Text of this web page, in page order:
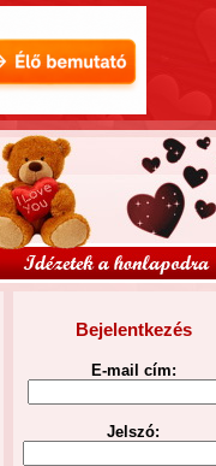
Bejelentkezés
E-mail cím:
Jelszó: